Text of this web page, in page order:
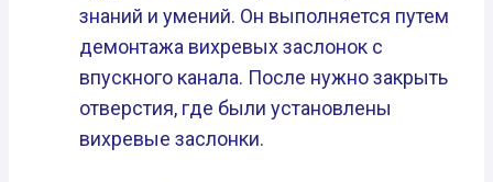
знаний и умений. Он выполняется путем
демонтажа вихревых заслонок с
впускного канала. После нужно закрыть
отверстия, где были установлены
вихревые заслонки.